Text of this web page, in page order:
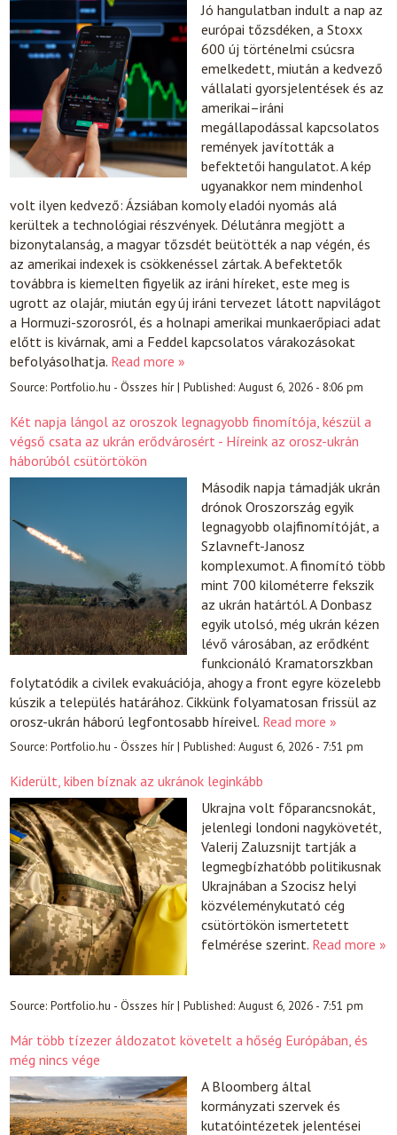
Jó hangulatban indult a nap az
európai tőzsdéken, a Stoxx
600 új történelmi csúcsra
emelkedett, miután a kedvező
vállalati gyorsjelentések és az
amerikai–iráni
megállapodással kapcsolatos
remények javították a
befektetői hangulatot. A kép
ugyanakkor nem mindenhol
volt ilyen kedvező: Ázsiában komoly eladói nyomás alá
kerültek a technológiai részvények. Délutánra megjött a
bizonytalanság, a magyar tőzsdét beütötték a nap végén, és
az amerikai indexek is csökkenéssel zártak. A befektetők
továbbra is kiemelten figyelik az iráni híreket, este meg is
ugrott az olajár, miután egy új iráni tervezet látott napvilágot
a Hormuzi-szorosról, és a holnapi amerikai munkaerőpiaci adat
előtt is kivárnak, ami a Feddel kapcsolatos várakozásokat
befolyásolhatja. Read more »
Source:Portfolio.hu - Összes hír|Published:August 6, 2026 - 8:06 pm
Két napja lángol az oroszok legnagyobb finomítója, készül a
végső csata az ukrán erődvárosért - Híreink az orosz-ukrán
háborúból csütörtökön
Második napja támadják ukrán
drónok Oroszország egyik
legnagyobb olajfinomítóját, a
Szlavneft-Janosz
komplexumot. A finomító több
mint 700 kilométerre fekszik
az ukrán határtól. A Donbasz
egyik utolsó, még ukrán kézen
lévő városában, az erődként
funkcionáló Kramatorszkban
folytatódik a civilek evakuációja, ahogy a front egyre közelebb
kúszik a település határához. Cikkünk folyamatosan frissül az
orosz-ukrán háború legfontosabb híreivel. Read more »
Source:Portfolio.hu - Összes hír|Published:August 6, 2026 - 7:51 pm
Kiderült, kiben bíznak az ukránok leginkább
Ukrajna volt főparancsnokát,
jelenlegi londoni nagykövetét,
Valerij Zaluzsnijt tartják a
legmegbízhatóbb politikusnak
Ukrajnában a Szocisz helyi
közvéleménykutató cég
csütörtökön ismertetett
felmérése szerint. Read more »
Source:Portfolio.hu - Összes hír|Published:August 6, 2026 - 7:51 pm
Már több tízezer áldozatot követelt a hőség Európában, és
még nincs vége
A Bloomberg által
kormányzati szervek és
kutatóintézetek jelentései